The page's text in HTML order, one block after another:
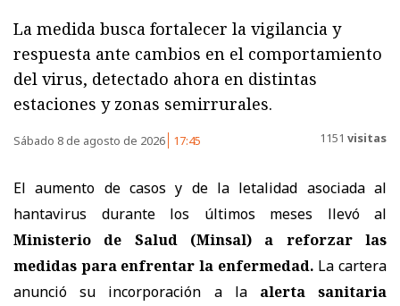
La medida busca fortalecer la vigilancia y
respuesta ante cambios en el comportamiento
del virus, detectado ahora en distintas
estaciones y zonas semirrurales.
Sábado 8 de agosto de 2026 17:45 1151 visitas
El aumento de casos y de la letalidad asociada al
hantavirus durante los últimos meses llevó al
Ministerio de Salud (Minsal) a reforzar las
medidas para enfrentar la enfermedad. La cartera
anunció su incorporación a la alerta sanitaria